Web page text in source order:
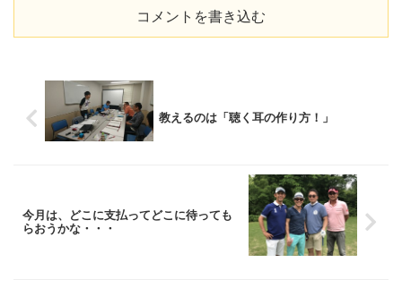
コメントを書き込む
教えるのは「聴く耳の作り方！」
今月は、どこに支払ってどこに待っても
らおうかな・・・